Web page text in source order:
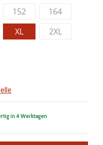
152
164
XL
2XL
in 4 Werktagen